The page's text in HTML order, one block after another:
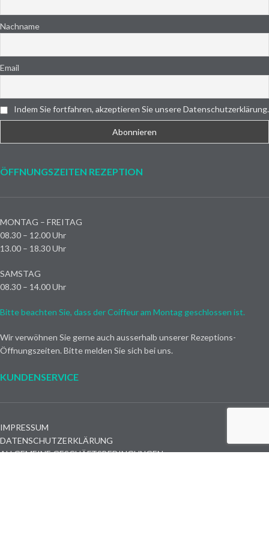
Nachname
Email
Indem Sie fortfahren, akzeptieren Sie unsere Datenschutzerklärung.
ÖFFNUNGSZEITEN REZEPTION
MONTAG – FREITAG
08.30 – 12.00 Uhr
13.00 – 18.30 Uhr
SAMSTAG
08.30 – 14.00 Uhr
Bitte beachten Sie, dass der Coiffeur am Montag geschlossen ist.
Wir verwöhnen Sie gerne auch ausserhalb unserer Rezeptions-
Öffnungszeiten. Bitte melden Sie sich bei uns.
KUNDENSERVICE
IMPRESSUM
DATENSCHUTZERKLÄRUNG
ALLGEMEINE GESCHÄFTSBEDINGUNGEN